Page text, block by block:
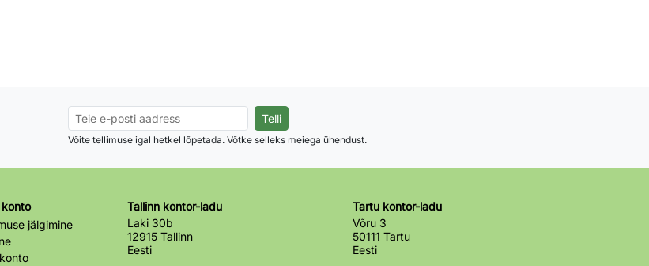
Võite tellimuse igal hetkel lõpetada. Võtke selleks meiega ühendust.
konto
jälgimine
Tallinn kontor-ladu
Laki 30b
12915 Tallinn
Eesti
Tartu kontor-ladu
Võru 3
50111 Tartu
Eesti